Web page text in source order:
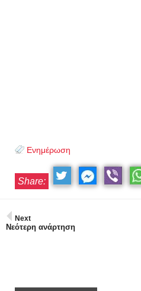
Ενημέρωση
Share:
Next
Νεότερη ανάρτηση